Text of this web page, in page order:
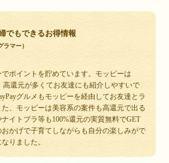
でもできるお得情報
ラマー）
ポイントを貯めています。モッピーは
高還元が多くてお友達にも紹介しやすいで
グルメもモッピーを経由してお友達とラ
、モッピーは美容系の案件も高還元で出る
イトブラ等も100%還元の実質無料でGET
かげで子育てしながらも自分の楽しみがで
りました。